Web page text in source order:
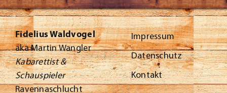
Fidelius Waldvogel
aka Martin Wangler
Kabarettist &
Schauspieler
Ravennaschlucht
Impressum
Datenschutz
Kontakt